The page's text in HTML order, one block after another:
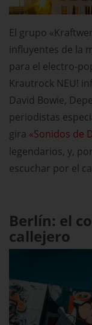
El grupo
influyentes de la
para el electro-
Krautrock NEU!
David Bowie,
periodistas
gira «Sonidos de
legendarios, y,
escuchar por el
Berlín: el
callejero